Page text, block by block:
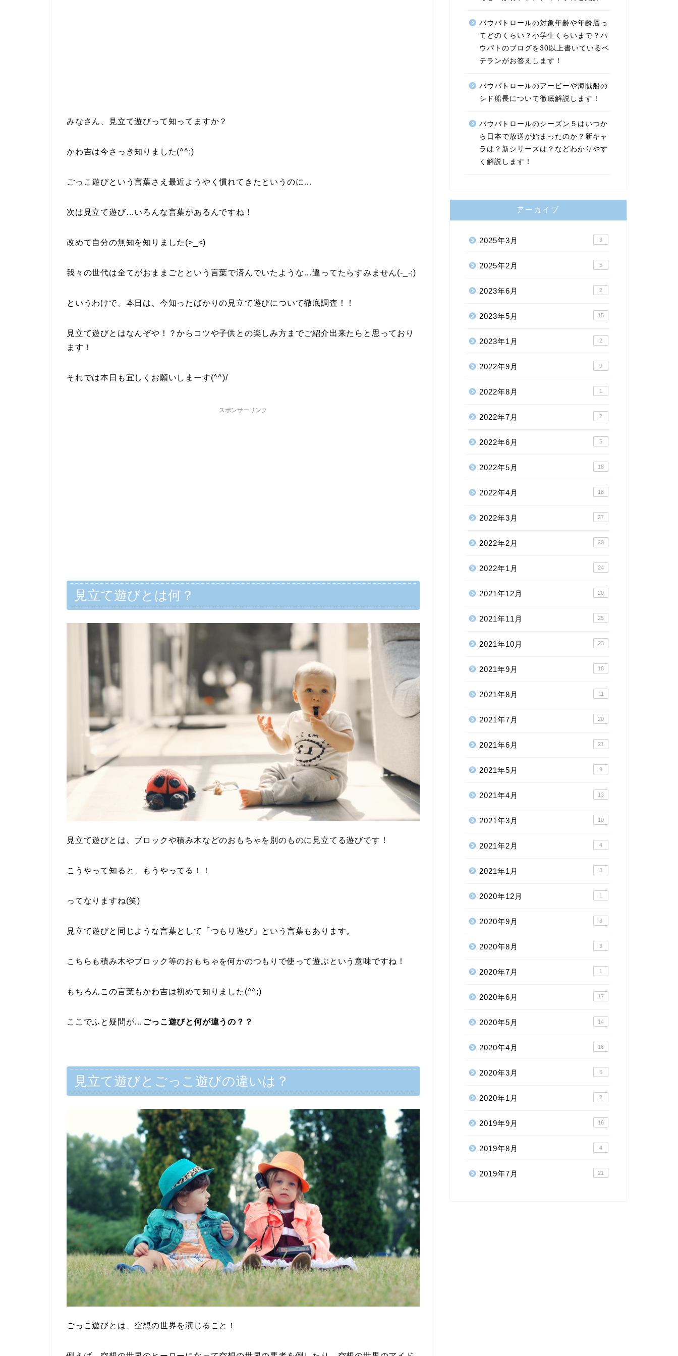
みなさん、見立て遊びって知ってますか？
かわ吉は今さっき知りました(^^;)
ごっこ遊びという言葉さえ最近ようやく慣れてきたというのに…
次は見立て遊び…いろんな言葉があるんですね！
改めて自分の無知を知りました(>_<)
我々の世代は全てがおままごとという言葉で済んでいたような…違ってたらすみません(-_-;)
というわけで、本日は、今知ったばかりの見立て遊びについて徹底調査！！
見立て遊びとはなんぞや！？からコツや子供との楽しみ方までご紹介出来たらと思っており
ます！
それでは本日も宜しくお願いしまーす(^^)/
スポンサーリンク
見立て遊びとは何？
見立て遊びとは、ブロックや積み木などのおもちゃを別のものに見立てる遊びです！
こうやって知ると、もうやってる！！
ってなりますね(笑)
見立て遊びと同じような言葉として「つもり遊び」という言葉もあります。
こちらも積み木やブロック等のおもちゃを何かのつもりで使って遊ぶという意味ですね！
もちろんこの言葉もかわ吉は初めて知りました(^^;)
ここでふと疑問が… ごっこ遊びと何が違うの？？
見立て遊びとごっこ遊びの違いは？
ごっこ遊びとは、空想の世界を演じること！
パウパトロールの対象年齢や年齢層っ
てどのくらい？小学生くらいまで？パ
ウパトのブログを30以上書いているベ
テランがお答えします！
パウパトロールのアービーや海賊船の
シド船長について徹底解説します！
パウパトロールのシーズン５はいつか
ら日本で放送が始まったのか？新キャ
ラは？新シリーズは？などわかりやす
く解説します！
アーカイブ
2025年3月 3
2025年2月 5
2023年6月 2
2023年5月 15
2023年1月 2
2022年9月 9
2022年8月 1
2022年7月 2
2022年6月 5
2022年5月 18
2022年4月 18
2022年3月 27
2022年2月 20
2022年1月 24
2021年12月 20
2021年11月 25
2021年10月 23
2021年9月 18
2021年8月 11
2021年7月 20
2021年6月 21
2021年5月 9
2021年4月 13
2021年3月 10
2021年2月 4
2021年1月 3
2020年12月 1
2020年9月 8
2020年8月 3
2020年7月 1
2020年6月 17
2020年5月 14
2020年4月 16
2020年3月 6
2020年1月 2
2019年9月 16
2019年8月 4
2019年7月 21